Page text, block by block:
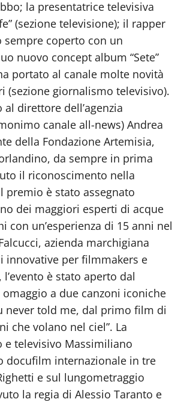
la presentatrice televisiva
(sezione televisione); il rapper
sempre coperto con un
nuovo concept album “Sete”
portato al canale molte novità
giornalismo televisivo).
direttore dell’agenzia
canale all-news) Andrea
della Fondazione Artemisia,
da sempre in prima
il riconoscimento nella
è stato assegnato
dei maggiori esperti di acque
con un’esperienza di 15 anni nel
azienda marchigiana
innovative per filmmakers e
è stato aperto dal
a due canzoni iconiche
never told me, dal primo film di
che volano nel ciel”. La
televisivo Massimiliano
docufilm internazionale in tre
e sul lungometraggio
la regia di Alessio Taranto e